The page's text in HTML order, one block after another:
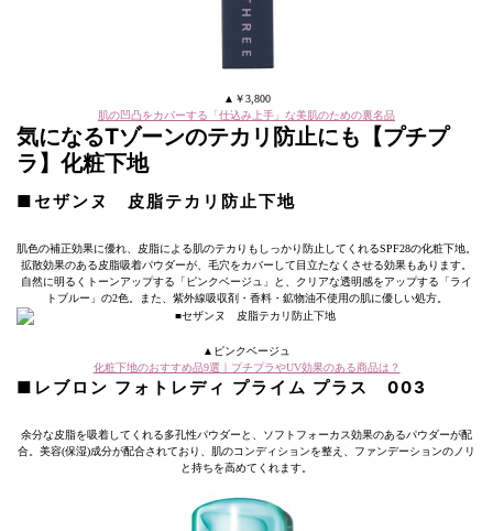
▲￥3,800
肌の凹凸をカバーする「仕込み上手」な美肌のための裏名品
気になるTゾーンのテカリ防止にも【プチプ
ラ】化粧下地
■セザンヌ 皮脂テカリ防止下地
肌色の補正効果に優れ、皮脂による肌のテカりもしっかり防止してくれるSPF28の化粧下地。
拡散効果のある皮脂吸着パウダーが、毛穴をカバーして目立たなくさせる効果もあります。
自然に明るくトーンアップする「ピンクベージュ」と、クリアな透明感をアップする「ライ
トブルー」の2色。また、紫外線吸収剤・香料・鉱物油不使用の肌に優しい処方。
▲ピンクベージュ
化粧下地のおすすめ品9選｜プチプラやUV効果のある商品は？
■レブロン フォトレディ プライム プラス 003
余分な皮脂を吸着してくれる多孔性パウダーと、ソフトフォーカス効果のあるパウダーが配
合。美容(保湿)成分が配合されており、肌のコンディションを整え、ファンデーションのノリ
と持ちを高めてくれます。